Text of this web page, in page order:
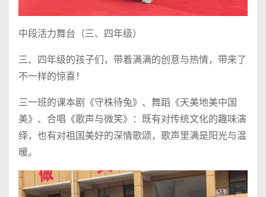
中段活力舞台（三、四年级）
三、四年级的孩子们，带着满满的创意与热情，带来了
不一样的惊喜！
三一班的课本剧《守株待兔》、舞蹈《天美地美中国
美》、合唱《歌声与微笑》：既有对传统文化的趣味演
绎，也有对祖国美好的深情歌颂，歌声里满是阳光与温
暖。